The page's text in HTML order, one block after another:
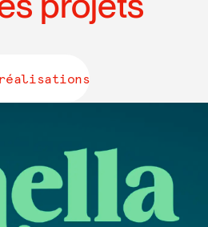
réalisations